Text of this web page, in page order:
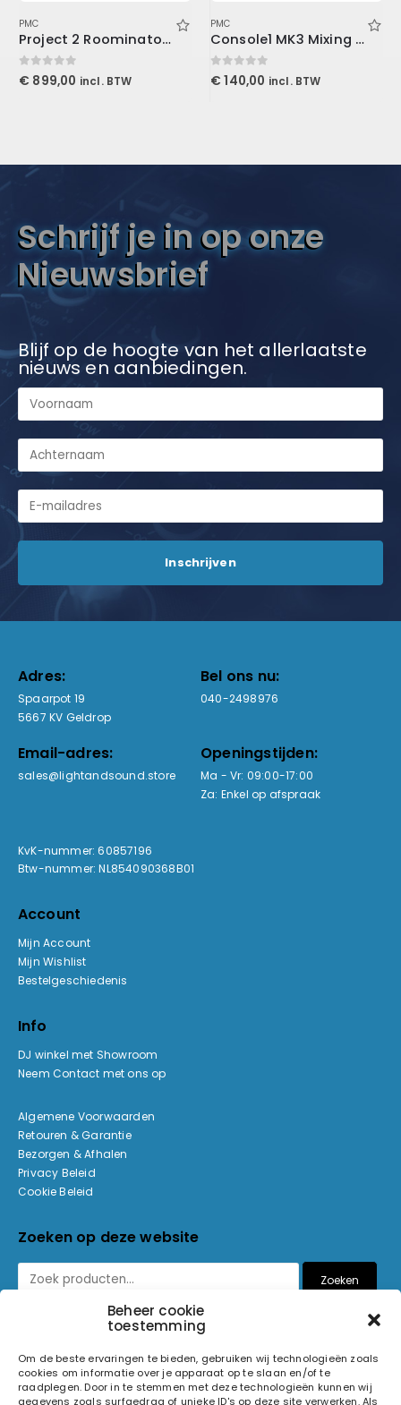
Beheer cookie
toestemming
Om de beste ervaringen te bieden, gebruiken wij technologieën zoals
cookies om informatie over je apparaat op te slaan en/of te
raadplegen. Door in te stemmen met deze technologieën kunnen wij
gegevens zoals surfgedrag of unieke ID's op deze site verwerken. Als
PMC
Project 2 Roominator Kit Burgundy
0out of 5
€ 899,00 incl. BTW
PMC
Console1 MK3 Mixing System Stand
0out of 5
€ 140,00 incl. BTW
Schrijf je in op onze
Nieuwsbrief
Blijf op de hoogte van het allerlaatste
nieuws en aanbiedingen.
Adres:
Spaarpot 19
5667 KV Geldrop
Bel ons nu:
040-2498976
Email-adres:
sales@lightandsound.store
Openingstijden:
Ma - Vr: 09:00-17:00
Za: Enkel op afspraak
KvK-nummer: 60857196
Btw-nummer: NL854090368B01
Account
Mijn Account
Mijn Wishlist
Bestelgeschiedenis
Info
DJ winkel met Showroom
Neem Contact met ons op
Algemene Voorwaarden
Retouren & Garantie
Bezorgen & Afhalen
Privacy Beleid
Cookie Beleid
Zoeken op deze website
Zoeken